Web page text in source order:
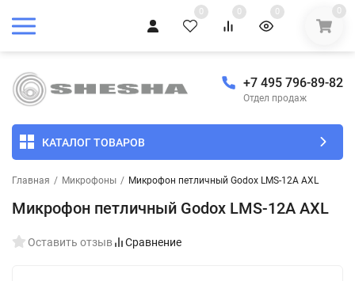
0 0 0 0
+7 495 796-89-82
Отдел продаж
КАТАЛОГ ТОВАРОВ
Главная / Микрофоны / Микрофон петличный Godox LMS-12A AXL
Микрофон петличный Godox LMS-12A AXL
Оставить отзыв Сравнение